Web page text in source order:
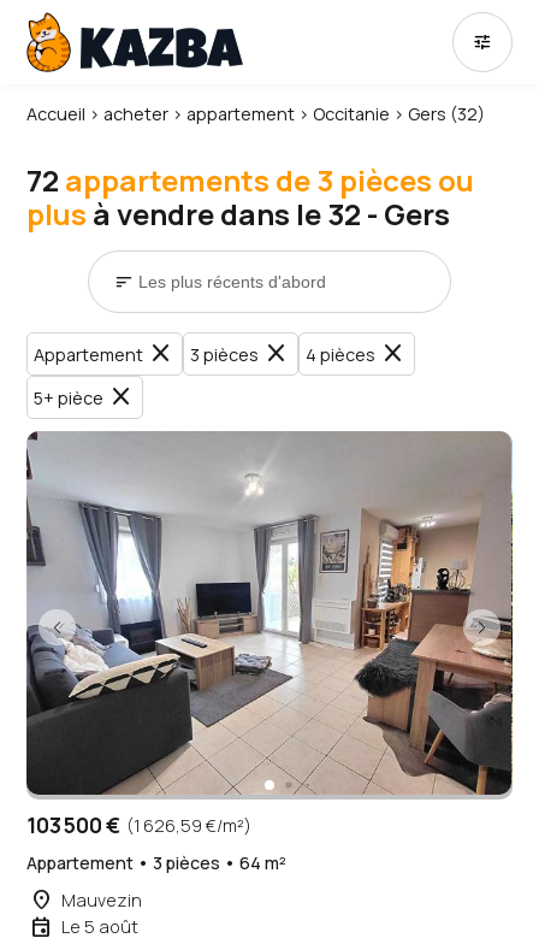
tune
Accueil › acheter › appartement ›Occitanie ›Gers (32)
72 appartements de 3 pièces ou
plus à vendre dans le 32 - Gers
sort
Appartement close 3 pièces close 4 pièces close
5+ pièce close
103 500 € (1 626,59 €/m²)
Appartement • 3 pièces • 64 m²
place Mauvezin
event Le 5 août